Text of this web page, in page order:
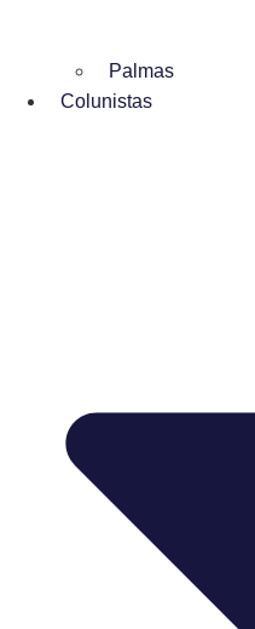
Palmas
Colunistas